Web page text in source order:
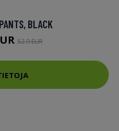
BLACK
52.9 EUR